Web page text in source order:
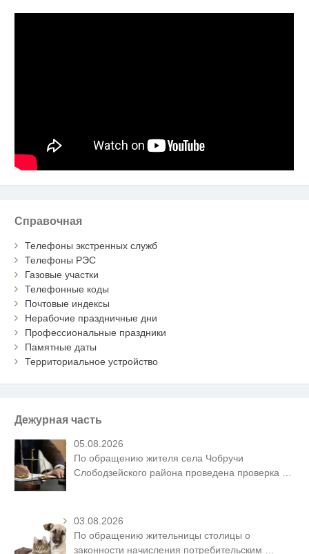
Справочная
Телефоны экстренных служб
Телефоны РЭС
Газовые участки
Телефонные коды
Почтовые индексы
Нерабочие праздничные дни
Профессиональные праздники
Памятные даты
Территориальное устройство
Дежурная часть
05.08.2026
По обращению жителя села Чобручи
Слободзейского района проведена проверка
03.08.2026
По обращению жительницы столицы о
законности начисления потребительским